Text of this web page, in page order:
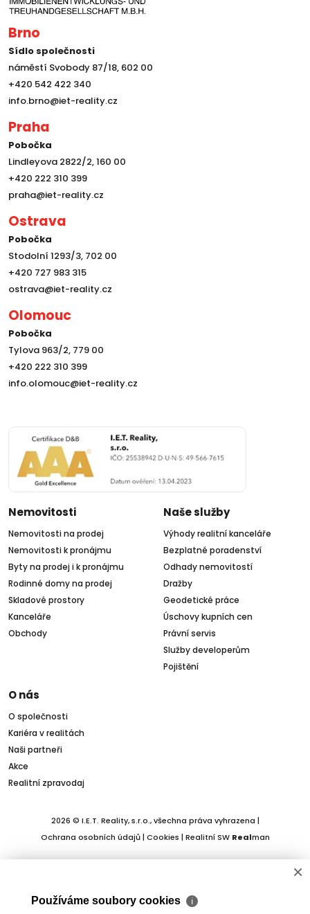
Brno
Sídlo společnosti
náměstí Svobody 87/18, 602 00
+420 542 422 340
info.brno@iet-reality.cz
Praha
Pobočka
Lindleyova 2822/2, 160 00
+420 222 310 399
praha@iet-reality.cz
Ostrava
Pobočka
Stodolní 1293/3, 702 00
+420 727 983 315
ostrava@iet-reality.cz
Olomouc
Pobočka
Tylova 963/2, 779 00
+420 222 310 399
info.olomouc@iet-reality.cz
Nemovitosti
Nemovitosti na prodej
Nemovitosti k pronájmu
Byty na prodej i k pronájmu
Rodinné domy na prodej
Skladové prostory
Kanceláře
Obchody
Naše služby
Výhody realitní kanceláře
Bezplatné poradenství
Odhady nemovitostí
Dražby
Geodetické práce
Úschovy kupních cen
Právní servis
Služby developerům
Pojištění
O nás
O společnosti
Kariéra v realitách
Naši partneři
Akce
Realitní zpravodaj
2026 © I.E.T. Reality, s.r.o., všechna práva vyhrazena |
Ochrana osobních údajů| Cookies | Realitní SW Realman
×
Používáme soubory cookies ℹ